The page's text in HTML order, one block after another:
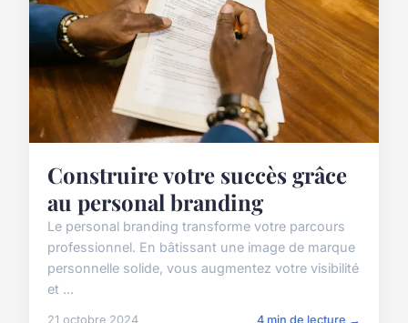
Construire votre succès grâce
au personal branding
Le personal branding transforme votre parcours
professionnel. En bâtissant une image de marque
personnelle solide, vous augmentez votre visibilité
et ...
21 octobre 2024 4 min de lecture →